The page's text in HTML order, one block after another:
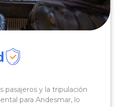
pasajeros y la tripulación
para Andesmar, lo